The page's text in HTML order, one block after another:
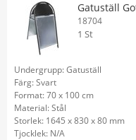
Gatuställ
18704
1 St
Undergrupp: Gatuställ
Färg: Svart
Format: 70 x 100 cm
Material: Stål
Storlek: 1645 x 830 x 80 mm
Tjocklek: N/A